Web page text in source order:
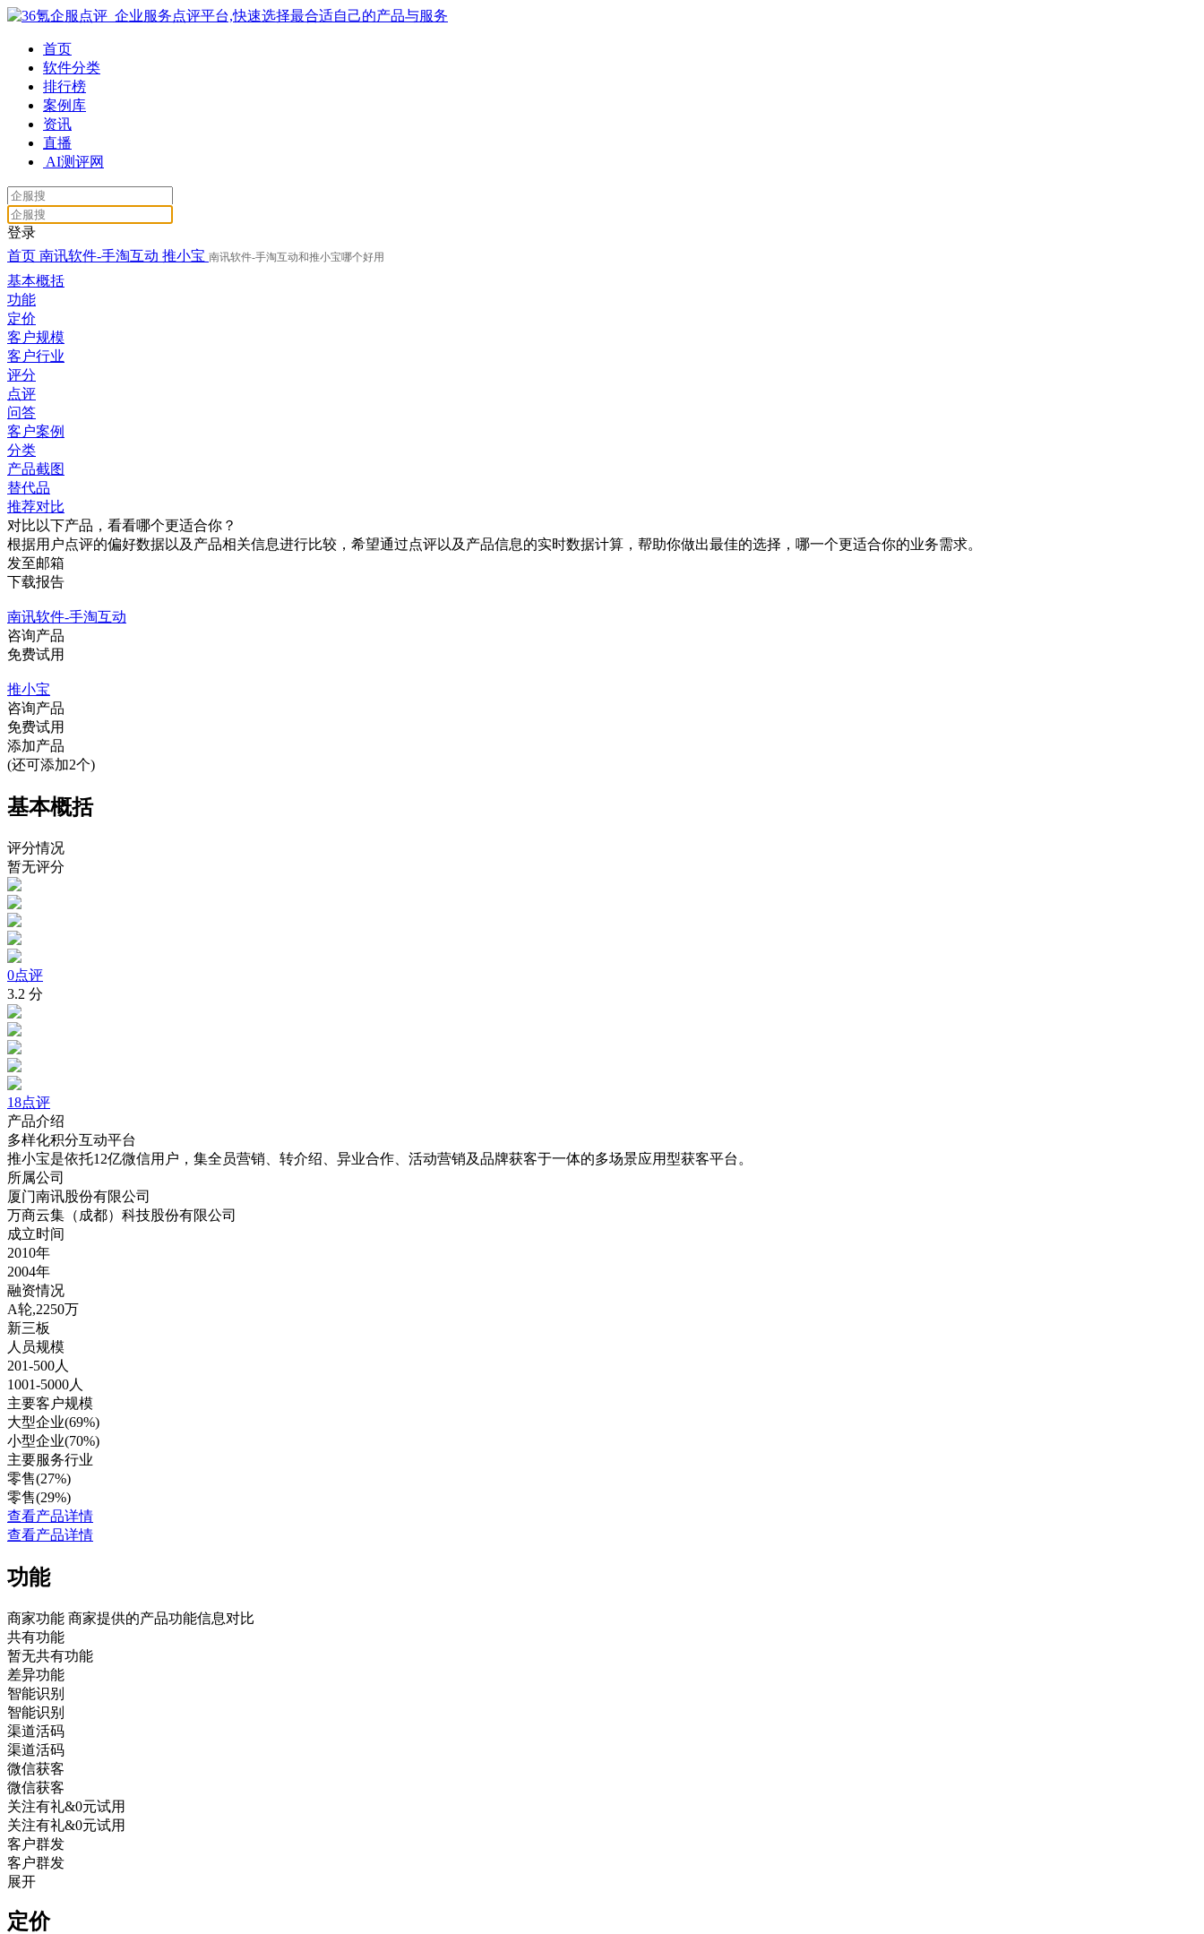
首页
软件分类
排行榜
案例库
资讯
直播
AI测评网
登录
首页 南讯软件-手淘互动 推小宝 南讯软件-手淘互动和推小宝哪个好用
基本概括
功能
定价
客户规模
客户行业
评分
点评
问答
客户案例
分类
产品截图
替代品
推荐对比
对比以下产品，看看哪个更适合你？
根据用户点评的偏好数据以及产品相关信息进行比较，希望通过点评以及产品信息的实时数据计算，帮助你做出最佳的选择，哪一个更适合你的业务需求。
发至邮箱
下载报告
南讯软件-手淘互动
咨询产品
免费试用
推小宝
咨询产品
免费试用
添加产品
(还可添加2个)
基本概括
评分情况
暂无评分
0点评
3.2 分
18点评
产品介绍
多样化积分互动平台
推小宝是依托12亿微信用户，集全员营销、转介绍、异业合作、活动营销及品牌获客于一体的多场景应用型获客平台。
所属公司
厦门南讯股份有限公司
万商云集（成都）科技股份有限公司
成立时间
2010年
2004年
融资情况
A轮,2250万
新三板
人员规模
201-500人
1001-5000人
主要客户规模
大型企业(69%)
小型企业(70%)
主要服务行业
零售(27%)
零售(29%)
查看产品详情
查看产品详情
功能
商家功能 商家提供的产品功能信息对比
共有功能
暂无共有功能
差异功能
智能识别
智能识别
渠道活码
渠道活码
微信获客
微信获客
关注有礼&0元试用
关注有礼&0元试用
客户群发
客户群发
展开
定价